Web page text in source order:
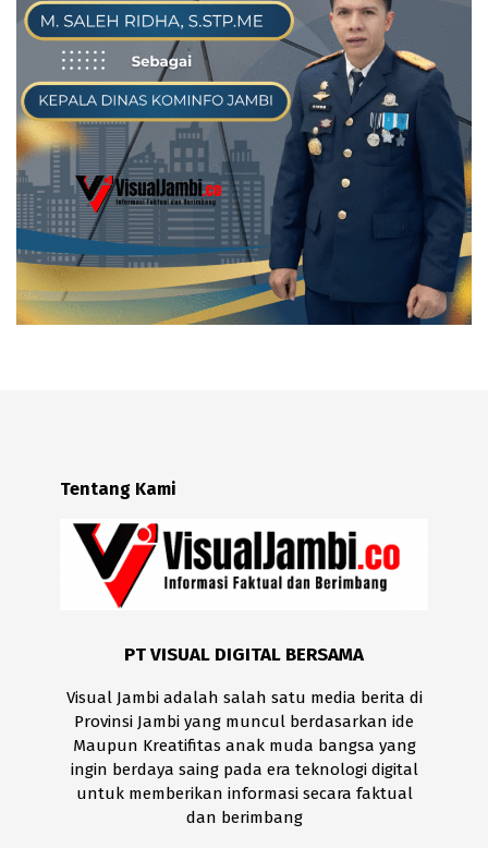
Tentang Kami
PT VISUAL DIGITAL BERSAMA
Visual Jambi adalah salah satu media berita di
Provinsi Jambi yang muncul berdasarkan ide
Maupun Kreatifitas anak muda bangsa yang
ingin berdaya saing pada era teknologi digital
untuk memberikan informasi secara faktual
dan berimbang